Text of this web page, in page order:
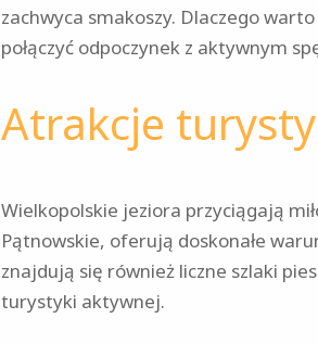
zachwyca smakoszy. Dlaczego
połączyć odpoczynek z aktywnym
Atrakcje
Wielkopolskie jeziora przyciągają
Pątnowskie, oferują doskonałe
znajdują się również liczne szlaki
turystyki aktywnej.